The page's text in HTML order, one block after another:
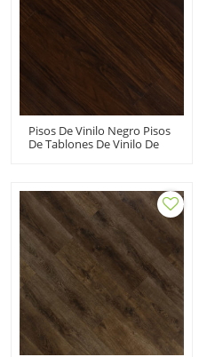
Pisos De Vinilo Negro Pisos
De Tablones De Vinilo De
Duradero HIF 9077